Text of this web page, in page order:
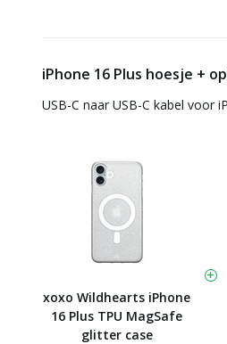
iPhone 16 Plus hoesje +
USB-C naar USB-C kabel voor
xoxo Wildhearts iPhone
16 Plus TPU MagSafe
glitter case